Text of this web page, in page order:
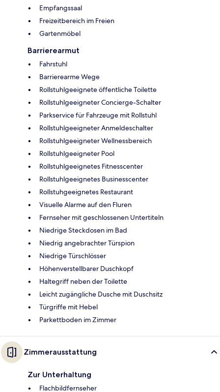
Empfangssaal
Freizeitbereich im Freien
Gartenmöbel
Barrierearmut
Fahrstuhl
Barrierearme Wege
Rollstuhlgeeignete öffentliche Toilette
Rollstuhlgeeigneter Concierge-Schalter
Parkservice für Fahrzeuge mit Rollstuhl
Rollstuhlgeeigneter Anmeldeschalter
Rollstuhlgeeigneter Wellnessbereich
Rollstuhlgeeigneter Pool
Rollstuhlgeeignetes Fitnesscenter
Rollstuhlgeeignetes Businesscenter
Rollstuhgeeignetes Restaurant
Visuelle Alarme auf den Fluren
Fernseher mit geschlossenen Untertiteln
Niedrige Steckdosen im Bad
Niedrig angebrachter Türspion
Niedrige Türschlösser
Höhenverstellbarer Duschkopf
Haltegriff neben der Toilette
Leicht zugängliche Dusche mit Duschsitz
Türgriffe mit Hebel
Parkettboden im Zimmer
Zimmerausstattung
Zur Unterhaltung
Flachbildfernseher